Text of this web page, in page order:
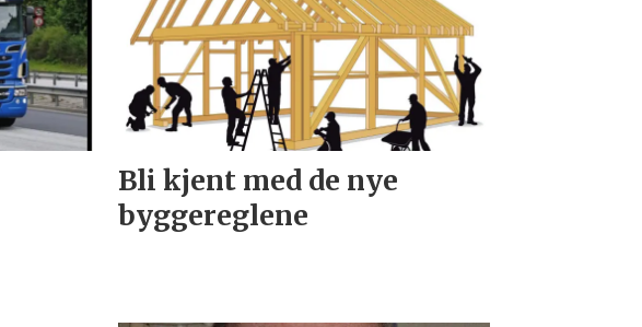
Bli kjent med de nye
byggereglene